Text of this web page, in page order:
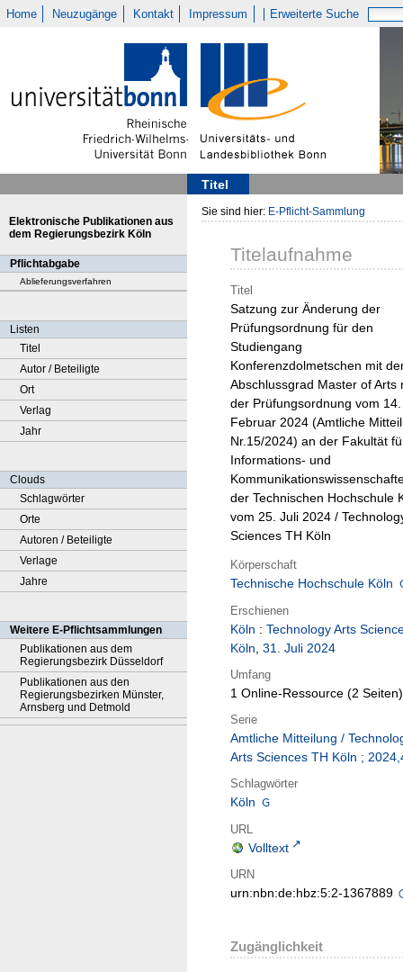
Home Neuzugänge Kontakt Impressum Erweiterte Suche
Titel
Elektronische Publikationen aus
dem Regierungsbezirk Köln
Pflichtabgabe
Ablieferungsverfahren
Listen
Titel
Autor / Beteiligte
Ort
Verlag
Jahr
Clouds
Schlagwörter
Orte
Autoren / Beteiligte
Verlage
Jahre
Weitere E-Pflichtsammlungen
Publikationen aus dem
Regierungsbezirk Düsseldorf
Publikationen aus den
Regierungsbezirken Münster,
Arnsberg und Detmold
Sie sind hier: E-Pflicht-Sammlung
Titelaufnahme
Titel
Satzung zur Änderung der
Prüfungsordnung für den
Studiengang
Konferenzdolmetschen mit
Abschlussgrad Master of Arts
der Prüfungsordnung vom 14.
Februar 2024 (Amtliche
Nr.15/2024) an der Fakultät
Informations- und
der Technischen Hochschule
vom 25. Juli 2024 /
Sciences TH Köln
Körperschaft
Technische Hochschule Köln
Erschienen
Köln : Technology Arts
Köln, 31. Juli 2024
Umfang
1 Online-Ressource (2 Seiten)
Serie
Amtliche Mitteilung /
Arts Sciences TH Köln ;
Schlagwörter
Köln
URL
Volltext
URN
urn:nbn:de:hbz:5:2-1367889
Zugänglichkeit